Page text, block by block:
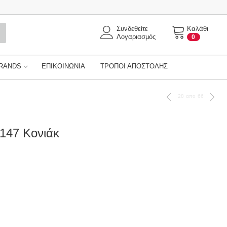
Καλάθι
0
Συνδεθείτε
Λογαριασμός
ΕΠΙΚΟΙΝΩΝΊΑ ΤΡΌΠΟΙ ΑΠΟΣΤΟΛΉΣ
απο
Κονιάκ